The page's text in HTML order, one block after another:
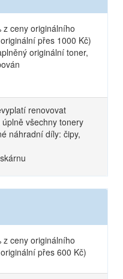
z ceny originálního
přes 1000 Kč)
originální toner,
renovovat
všechny tonery
náhradní díly: čipy,
z ceny originálního
přes 600 Kč)